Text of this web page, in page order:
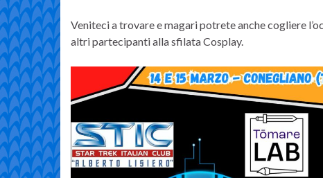
Veniteci a trovare e magari potrete anche cogliere
altri partecipanti alla sfilata Cosplay.